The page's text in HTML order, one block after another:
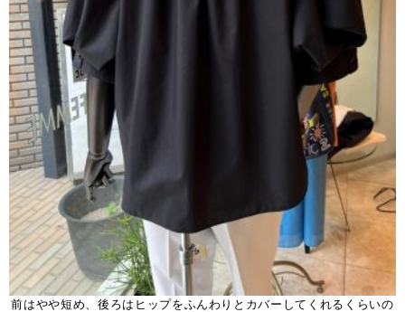
前はやや短め、後ろはヒップをふんわりとカバーしてくれるくらいの